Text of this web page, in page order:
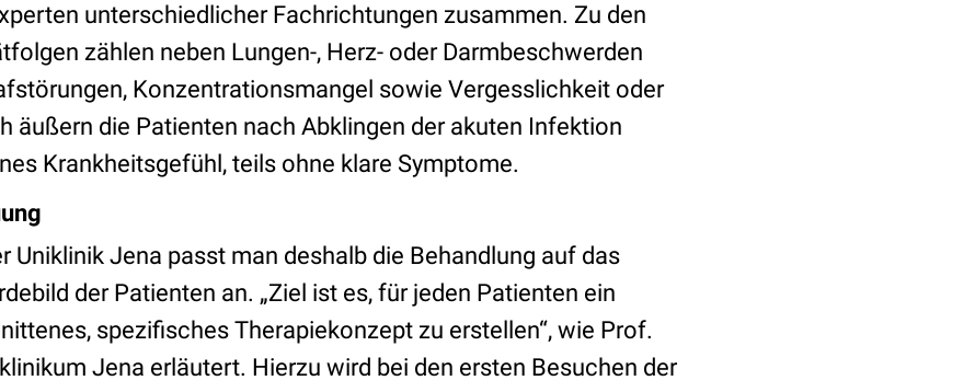
unterschiedlicher Fachrichtungen zusammen. Zu den
zählen neben Lungen-, Herz- oder Darmbeschwerden
Konzentrationsmangel sowie Vergesslichkeit oder
äußern die Patienten nach Abklingen der akuten Infektion
Krankheitsgefühl, teils ohne klare Symptome.
Uniklinik Jena passt man deshalb die Behandlung auf das
der Patienten an. „Ziel ist es, für jeden Patienten ein
spezifisches Therapiekonzept zu erstellen“, wie Prof.
Jena erläutert. Hierzu wird bei den ersten Besuchen der